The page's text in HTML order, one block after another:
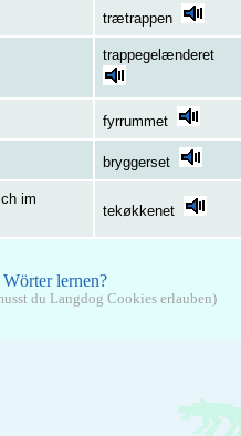
trætrappen
trappegelænderet
fyrrummet
bryggerset
im
tekøkkenet
lernen?
du Langdog Cookies erlauben)